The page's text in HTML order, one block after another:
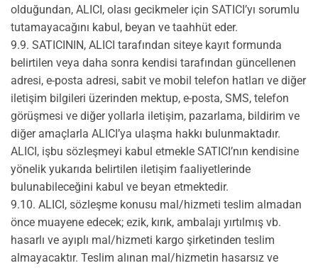
olduğundan, ALICI, olası gecikmeler için SATICI’yı sorumlu
tutamayacağını kabul, beyan ve taahhüt eder.
9.9. SATICININ, ALICI tarafından siteye kayıt formunda
belirtilen veya daha sonra kendisi tarafından güncellenen
adresi, e-posta adresi, sabit ve mobil telefon hatları ve diğer
iletişim bilgileri üzerinden mektup, e-posta, SMS, telefon
görüşmesi ve diğer yollarla iletişim, pazarlama, bildirim ve
diğer amaçlarla ALICI’ya ulaşma hakkı bulunmaktadır.
ALICI, işbu sözleşmeyi kabul etmekle SATICI’nın kendisine
yönelik yukarıda belirtilen iletişim faaliyetlerinde
bulunabileceğini kabul ve beyan etmektedir.
9.10. ALICI, sözleşme konusu mal/hizmeti teslim almadan
önce muayene edecek; ezik, kırık, ambalajı yırtılmış vb.
hasarlı ve ayıplı mal/hizmeti kargo şirketinden teslim
almayacaktır. Teslim alınan mal/hizmetin hasarsız ve